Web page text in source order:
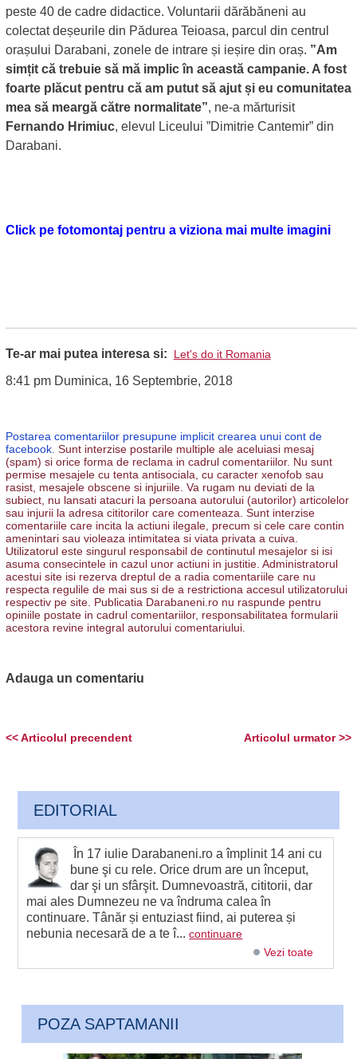
peste 40 de cadre didactice. Voluntarii dărăbăneni au
colectat deșeurile din Pădurea Teioasa, parcul din centrul
orașului Darabani, zonele de intrare și ieșire din oraș. ”Am
simțit că trebuie să mă implic în această campanie. A fost
foarte plăcut pentru că am putut să ajut și eu comunitatea
mea să meargă către normalitate”, ne-a mărturisit
Fernando Hrimiuc, elevul Liceului ”Dimitrie Cantemir” din
Darabani.
Click pe fotomontaj pentru a viziona mai multe imagini
Te-ar mai putea interesa si: Let's do it Romania
8:41 pm Duminica, 16 Septembrie, 2018
Postarea comentariilor presupune implicit crearea unui cont de
facebook. Sunt interzise postarile multiple ale aceluiasi mesaj
(spam) si orice forma de reclama in cadrul comentariilor. Nu sunt
permise mesajele cu tenta antisociala, cu caracter xenofob sau
rasist, mesajele obscene si injuriile. Va rugam nu deviati de la
subiect, nu lansati atacuri la persoana autorului (autorilor) articolelor
sau injurii la adresa cititorilor care comenteaza. Sunt interzise
comentariile care incita la actiuni ilegale, precum si cele care contin
amenintari sau violeaza intimitatea si viata privata a cuiva.
Utilizatorul este singurul responsabil de continutul mesajelor si isi
asuma consecintele in cazul unor actiuni in justitie. Administratorul
acestui site isi rezerva dreptul de a radia comentariile care nu
respecta regulile de mai sus si de a restrictiona accesul utilizatorului
respectiv pe site. Publicatia Darabaneni.ro nu raspunde pentru
opiniile postate in cadrul comentariilor, responsabilitatea formularii
acestora revine integral autorului comentariului.
Adauga un comentariu
Articolul urmator >>
<< Articolul precendent
EDITORIAL
În 17 iulie Darabaneni.ro a împlinit 14 ani cu
bune şi cu rele. Orice drum are un început,
dar şi un sfârşit. Dumnevoastră, cititorii, dar
mai ales Dumnezeu ne va îndruma calea în
continuare. Tânăr și entuziast fiind, ai puterea și
nebunia necesară de a te î...continuare
Vezi toate
POZA SAPTAMANII